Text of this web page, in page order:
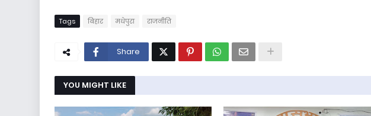
Tags बिहार मधेपुरा राजनीति
Share
YOU MIGHT LIKE